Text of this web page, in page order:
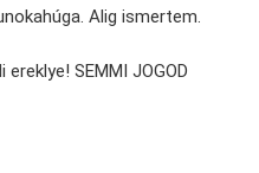
Alig ismertem.
ereklye! SEMMI JOGOD